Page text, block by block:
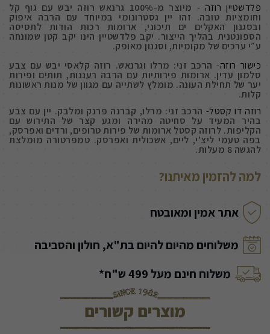
פלדשטיין רוזה - מיוצר מ-100% גרנאש רוזה יבש עם גוף קל
וחומציות טובה. זהו יין גסטרונומי במיוחד עם הרבה איפוק
ובסגנון האקלים ים תיכוני, ארומות רכות הודות לתסיסה
הספונטנית בהליך הייצור. יקב פלדשטיין הינו יקב קטן שמונחה
ע״י ערכים של מקומיות, וסגנון מאופק.
כישור רוזה-הרכב זני: מרלו וגרנאש. רוזה קלאסי יבש עם צבע
סלמון עדין. ארומות פירותיות עם הרבה רעננות, תותים ופירות
יער של תחילת העונה. מומלץ לשתייה עם מגוון של מנות ראשונות
קלות.
רוזה דו קסטל- הרכב זני: מרלו, קברנה פרנק ומלבק. יין עם צבע
בהיר המעיד על סחיטה מהירה ומגע קצר של התירוש עם
הקליפות. לרוזה קסטל ארומות של פירות טרופים, ורדים ואפרסק,
בפה טעמי ליצ'י, ליים, אשכולית ואפרסק. טמפרטורה מומלצת
להגשה 8 מעלות.
למה להזמין מאיתנו?
אתר אמין ומאובטח
משלוחים מהיום להיום בת"א, חולון והסביבה
משלוח חינם מעל 499 ש"ח*
מוצרים קשורים